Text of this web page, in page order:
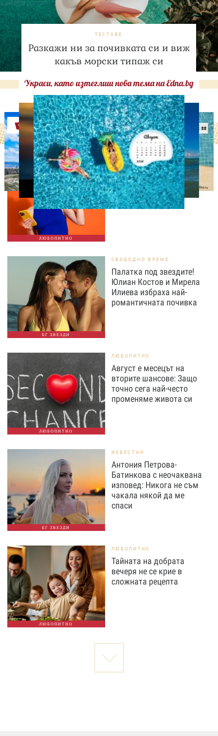
ТЕСТОВЕ
Разкажи ни за почивката си и виж
какъв морски типаж си
Украси, като изтеглиш нова тема на Edna.bg
Оферти
ЛЮБОПИТНО
ЛЮБОПИТНО
ТЕСТ: Какво издава
телефонът ти за теб?
БГ ЗВЕЗДИ
СВОБОДНО ВРЕМЕ
Палатка под звездите!
Юлиан Костов и Мирела
Илиева избраха най-
романтичната почивка
ЛЮБОПИТНО
ЛЮБОПИТНО
Август е месецът на
вторите шансове: Защо
точно сега най-често
променяме живота си
БГ ЗВЕЗДИ
ИЗВЕСТНИ
Антония Петрова-
Батинкова с неочаквана
изповед: Никога не съм
чакала някой да ме
спаси
ЛЮБОПИТНО
ЛЮБОПИТНО
Тайната на добрата
вечеря не се крие в
сложната рецепта